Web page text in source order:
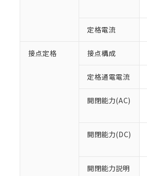
定格電流
接点定格 接点構成
定格通電電流
開閉能力(AC)
開閉能力(DC)
開閉能力説明